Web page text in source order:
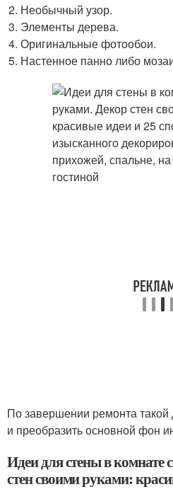
Необычный узор.
Элементы дерева.
Оригинальные фотообои.
Настенное панно либо
По завершении ремонта
и преобразить основной фон
Идеи для стены в комнате
стен своими руками: